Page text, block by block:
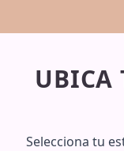
UBICA
Selecciona tu